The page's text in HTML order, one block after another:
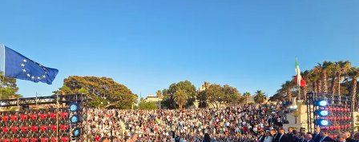
CULTURA
ECONOMIA E LAVORO
EVENTI